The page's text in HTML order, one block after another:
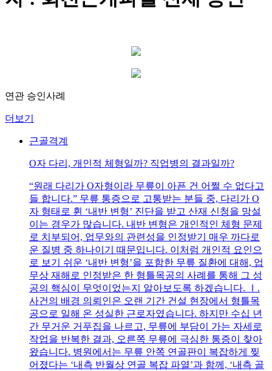
연관 승인사례
더보기
근골격계
O자 다리, 개인적 체형일까? 직업병의 결과일까?
“원래 다리가 O자형이라 무릎이 아픈 건 어쩔 수 없다고
들 합니다.” 무릎 통증으로 고통받는 분들 중, 다리가 O
자 형태로 휜 ‘내반 변형’ 진단을 받고 산재 신청을 망설
이는 경우가 많습니다. 내반 변형은 개인적인 체형 문제
로 치부되어, 업무와의 관련성을 인정받기 매우 까다로
운 질병 중 하나이기 때문입니다. 이처럼 개인적 요인으
로 보기 쉬운 ‘내반 변형’을 포함한 무릎 질환에 대해, 업
무상 재해로 인정받은 한 형틀목공의 사례를 통해 그 성
공의 핵심이 무엇이었는지 알아보도록 하겠습니다. Ⅰ.
사건의 배경 의뢰인은 오랜 기간 건설 현장에서 형틀목
공으로 일해 온 성실한 근로자였습니다. 하지만 수십 년
간 무거운 거푸집을 나르고, 무릎에 부담이 가는 자세로
작업을 반복한 결과, 오른쪽 무릎에 극심한 통증이 찾아
왔습니다. 병원에서는 무릎 안쪽 연골판이 복잡하게 찢
어졌다는 ‘내측 반월상 연골 복잡 파열’과 함께, ‘내측 골